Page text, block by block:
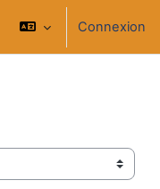
Connexion